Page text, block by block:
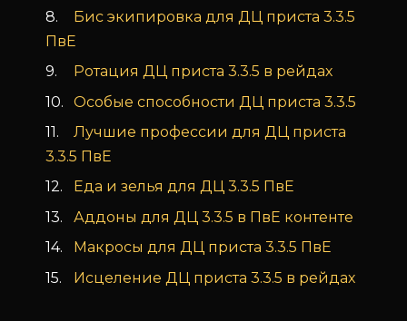
Бис экипировка для ДЦ приста 3.3.5
ПвЕ
Ротация ДЦ приста 3.3.5 в рейдах
Особые способности ДЦ приста 3.3.5
Лучшие профессии для ДЦ приста
3.3.5 ПвЕ
Еда и зелья для ДЦ 3.3.5 ПвЕ
Аддоны для ДЦ 3.3.5 в ПвЕ контенте
Макросы для ДЦ приста 3.3.5 ПвЕ
Исцеление ДЦ приста 3.3.5 в рейдах